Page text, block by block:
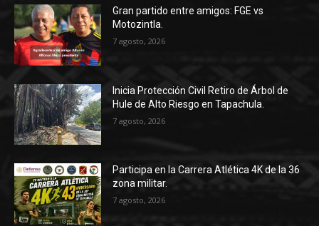
Gran partido entre amigos: FGE vs
Motozintla.
7 agosto, 2026
Inicia Protección Civil Retiro de Árbol de
Hule de Alto Riesgo en Tapachula.
7 agosto, 2026
Participa en la Carrera Atlética 4K de la 36
zona militar.
7 agosto, 2026